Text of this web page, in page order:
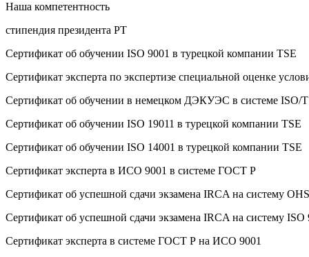
Наша компетентность
стипендия президента РТ
Сертификат об oбучeнии ISO 9001 в турецкой компании TSE
Сертификат эксперта по экспертизе специальной оценке
Сертификат об oбучeнии в немецком ДЭКУЭС в системе ISO/
Сертификат об oбучeнии ISO 19011 в турецкой компании TSE
Сертификат об oбучeнии ISO 14001 в турецкой компании TSE
Сертификат эксперта в ИСО 9001 в системе ГОСТ Р
Сертификат об успешной сдачи экзамена IRCA на систему
Сертификат об успешной сдачи экзамена IRCA на систему
Сертификат эксперта в системе ГОСТ Р на ИСО 9001